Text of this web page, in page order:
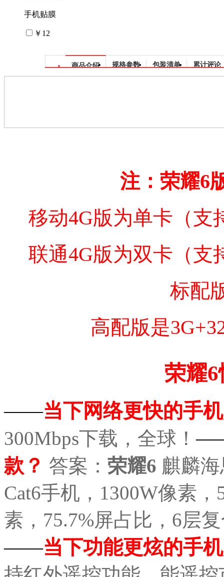
手机贴膜
￥12
商品介绍 规格参数 包装清单 累计评论
注：荣耀6
移动4G版为单卡（支
联通4G版为双卡（支
标配
高配版是
荣耀
——当下网络更快的手
300Mbps下载，全球！
款？ 答案： 荣耀6 麒麟
Cat6手机，1300W像素
素，75.7%屏占比，6层
——当下功能更炫的手